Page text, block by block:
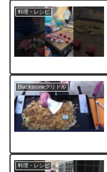
料理・レシピ
Blackstoneグリドル
料理・レシピ